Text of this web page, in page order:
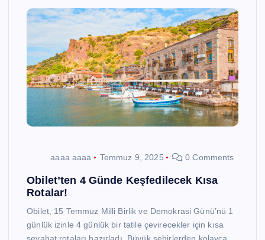
aaaa aaaa Temmuz 9, 2025 0 Comments
Obilet’ten 4 Günde Keşfedilecek Kısa
Rotalar!
Obilet, 15 Temmuz Milli Birlik ve Demokrasi Günü’nü 1
günlük izinle 4 günlük bir tatile çevirecekler için kısa